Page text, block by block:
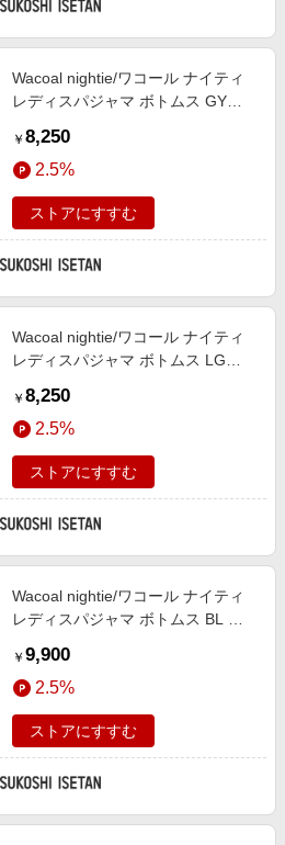
Wacoal nightie/ワコール ナイティ
レディスパジャマ ボトムス GY
￥ 8,250
2.5%
ストアにすすむ
Wacoal nightie/ワコール ナイティ
レディスパジャマ ボトムス LG
￥ 8,250
2.5%
ストアにすすむ
Wacoal nightie/ワコール ナイティ
レディスパジャマ ボトムス BL ル
￥ 9,900
2.5%
ストアにすすむ